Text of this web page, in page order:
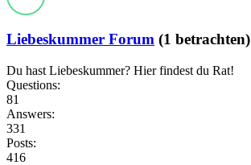
Liebeskummer Forum (1 betrachten)
Du hast Liebeskummer? Hier findest du Rat!
Questions:
81
Answers:
331
Posts:
416